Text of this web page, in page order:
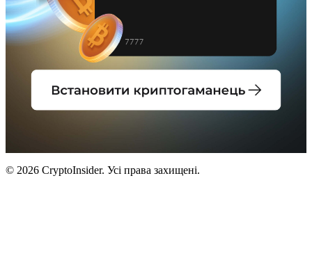
© 2026 CryptoInsider. Усі права захищені.